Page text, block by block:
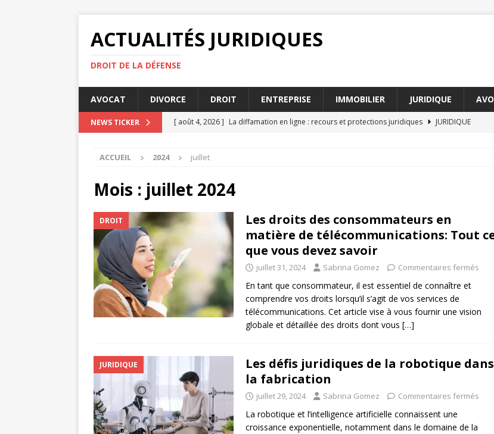
ACTUALITÉS JURIDIQUES
DROIT DE LA DÉFENSE
AVOCAT DIVORCE DROIT ENTREPRISE IMMOBILIER JURIDIQUE
NEWS TICKER [ août 4, 2026 ] La diffamation en ligne : recours et protections juridiques
JURIDIQUE
[ juillet 27, 2026 ]
ENTREPRISE
AVOCAT
[ août 4, 2026 ] Ce que vous devez savoir sur avocats succession Paris en 2026
ACCUEIL 2024 juillet
Mois : juillet 2024
DROIT
Les droits des consommateurs en
matière de télécommunications: Tout
que vous devez savoir
juillet 31, 2024 Sabrina Gomez Commentaires fermés
En tant que consommateur, il est essentiel de connaître et
comprendre vos droits lorsqu’il s’agit de vos services de
télécommunications. Cet article vise à vous fournir une vision
globale et détaillée des droits dont vous […]
JURIDIQUE
Les défis juridiques de la robotique dans
la fabrication
juillet 29, 2024 Sabrina Gomez Commentaires fermés
La robotique et l’intelligence artificielle connaissent une
croissance exponentielle, notamment dans le domaine de la